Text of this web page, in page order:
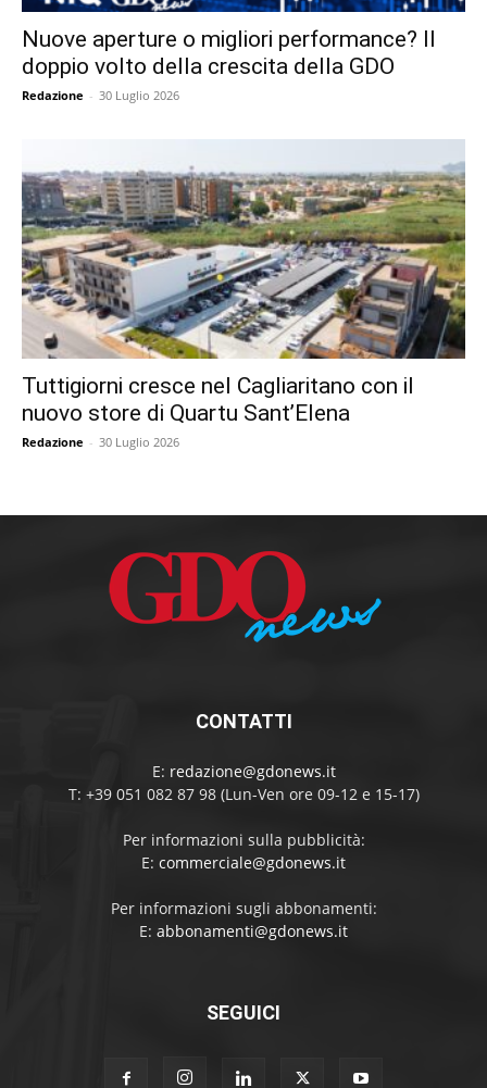
Nuove aperture o migliori performance? Il
doppio volto della crescita della GDO
Redazione - 30 Luglio 2026
Tuttigiorni cresce nel Cagliaritano con il
nuovo store di Quartu Sant’Elena
Redazione - 30 Luglio 2026
CONTATTI
E: redazione@gdonews.it
T: +39 051 082 87 98 (Lun-Ven ore 09-12 e 15-17)
Per informazioni sulla pubblicità:
E: commerciale@gdonews.it
Per informazioni sugli abbonamenti:
E: abbonamenti@gdonews.it
SEGUICI